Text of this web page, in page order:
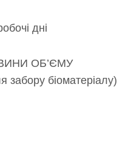
дні
ОБ’ЄМУ
біоматеріалу)